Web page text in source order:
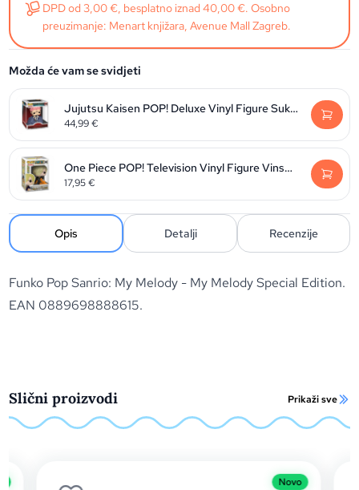
DPD od 3,00 €, besplatno iznad 40,00 €. Osobno
preuzimanje: Menart knjižara, Avenue Mall Zagreb.
Možda će vam se svidjeti
Jujutsu Kaisen POP! Deluxe Vinyl Figure Sukuna 9 cm
44,99€
One Piece POP! Television Vinyl Figure Vinsmoke Sanji 9 cm
17,95€
Opis Detalji Recenzije
Funko Pop Sanrio: My Melody - My Melody Special Edition.
EAN 0889698888615.
Slični proizvodi Prikaži sve
Novo